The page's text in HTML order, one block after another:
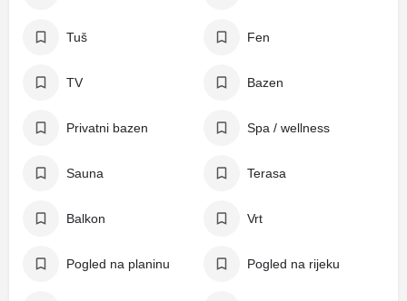
Tuš Fen
TV Bazen
Privatni bazen Spa / wellness
Sauna Terasa
Balkon Vrt
Pogled na planinu Pogled na rijeku